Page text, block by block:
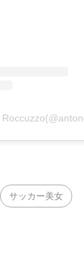
サッカー美女